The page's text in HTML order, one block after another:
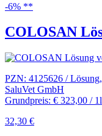
-6% **
COLOSAN
PZN: 4125626 /
SaluVet GmbH
Grundpreis: € 323,00 / 1l
32,30 €